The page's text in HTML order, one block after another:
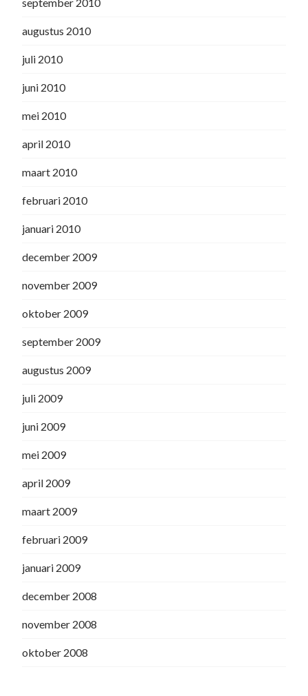
augustus 2010
juli 2010
juni 2010
mei 2010
april 2010
maart 2010
februari 2010
januari 2010
december 2009
november 2009
oktober 2009
september 2009
augustus 2009
juli 2009
juni 2009
mei 2009
april 2009
maart 2009
februari 2009
januari 2009
december 2008
november 2008
oktober 2008